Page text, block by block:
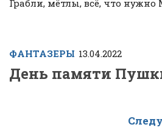
Грабли, мётлы, всё, что нужно
ФАНТАЗЕРЫ 13.04.2022
День памяти